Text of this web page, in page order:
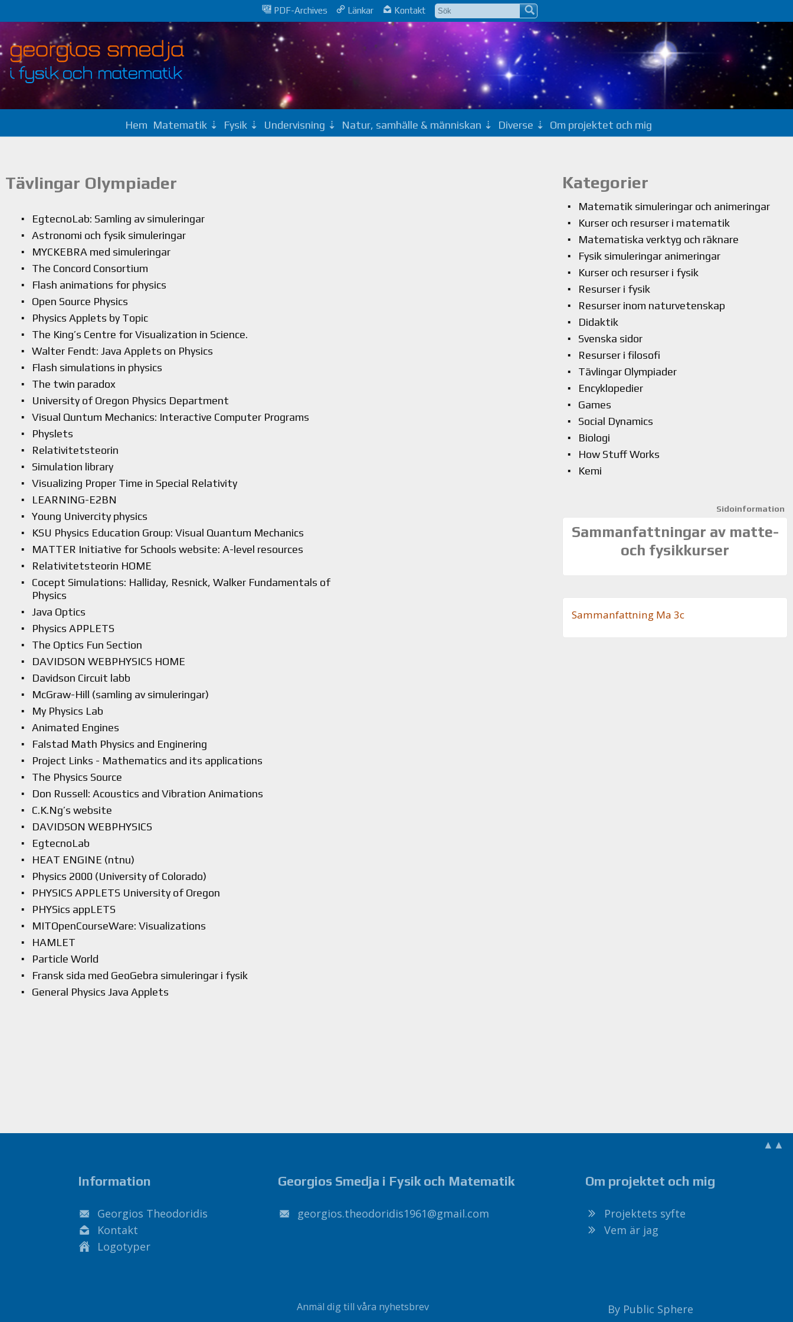
PDF-Archives Länkar Kontakt
Hem Matematik Fysik Undervisning Natur, samhälle & människan Diverse Om projektet och mig
Tävlingar Olympiader
EgtecnoLab: Samling av simuleringar
Astronomi och fysik simuleringar
MYCKEBRA med simuleringar
The Concord Consortium
Flash animations for physics
Open Source Physics
Physics Applets by Topic
The King’s Centre for Visualization in Science.
Walter Fendt: Java Applets on Physics
Flash simulations in physics
The twin paradox
University of Oregon Physics Department
Visual Quntum Mechanics: Interactive Computer Programs
Physlets
Relativitetsteorin
Simulation library
Visualizing Proper Time in Special Relativity
LEARNING-E2BN
Young Univercity physics
KSU Physics Education Group: Visual Quantum Mechanics
MATTER Initiative for Schools website: A-level resources
Relativitetsteorin HOME
Cocept Simulations: Halliday, Resnick, Walker Fundamentals of
Physics
Java Optics
Physics APPLETS
The Optics Fun Section
DAVIDSON WEBPHYSICS HOME
Davidson Circuit labb
McGraw-Hill (samling av simuleringar)
My Physics Lab
Animated Engines
Falstad Math Physics and Enginering
Project Links - Mathematics and its applications
The Physics Source
Don Russell: Acoustics and Vibration Animations
C.K.Ng’s website
DAVIDSON WEBPHYSICS
EgtecnoLab
HEAT ENGINE (ntnu)
Physics 2000 (University of Colorado)
PHYSICS APPLETS University of Oregon
PHYSics appLETS
MITOpenCourseWare: Visualizations
HAMLET
Particle World
Fransk sida med GeoGebra simuleringar i fysik
General Physics Java Applets
Kategorier
Matematik simuleringar och animeringar
Kurser och resurser i matematik
Matematiska verktyg och räknare
Fysik simuleringar animeringar
Kurser och resurser i fysik
Resurser i fysik
Resurser inom naturvetenskap
Didaktik
Svenska sidor
Resurser i filosofi
Tävlingar Olympiader
Encyklopedier
Games
Social Dynamics
Biologi
How Stuff Works
Kemi
Sidoinformation
Sammanfattningar av matte-
och fysikkurser
Sam­man­fatt­ning Ma 3c
▲▲
Information
Georgios Theodoridis
Kontakt
Logotyper
Georgios Smedja i Fysik och Matematik
moc
.
liamg
@
1691sidirodoeht.soigroeg
Om projektet och mig
Projektets syfte
Vem är jag
Anmäl dig till våra nyhetsbrev By Public Sphere